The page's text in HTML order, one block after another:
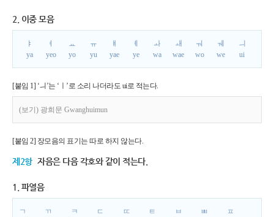
2. 이중 모음
ㅑ
ya
ㅕ
yeo
ㅛ
yo
ㅠ
yu
ㅒ
yae
ㅖ
ye
ㅘ
wa
ㅙ
wae
ㅝ
wo
ㅞ
we
ㅢ
ui
[붙임 1] ‘ㅢ’는 ‘ㅣ’로 소리 나더라도 ui로 적는다.
(보기) 광희문 Gwanghuimun
[붙임 2] 장모음의 표기는 따로 하지 않는다.
제2항 자음은 다음 각호와 같이 적는다.
1. 파열음
ㄱ
ㄲ
ㅋ
ㄷ
ㄸ
ㅌ
ㅂ
ㅃ
ㅍ